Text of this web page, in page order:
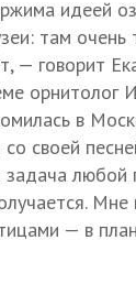
идеей
там очень
— говорит
орнитолог
в
своей
задача
Мне
— в